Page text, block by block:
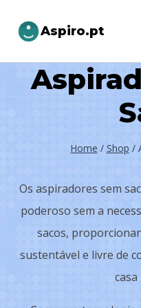
Aspiro.pt
Home / Shop /
Os aspiradores sem
poderoso sem a
sacos,
sustentável e livre de
casa